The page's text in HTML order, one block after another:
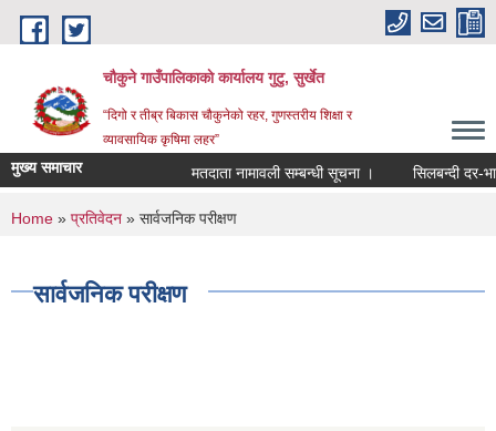
Skip to main content
चौकुने गाउँपालिकाकाे कार्यालय गुटु, सुर्खेत
“दिगो र तीब्र बिकास चौकुनेको रहर, गुणस्तरीय शिक्षा र
व्यावसायिक कृषिमा लहर”
मुख्य समाचार मतदाता नामावली सम्बन्धी सूचना । सिलबन्दी दर-
You are here
Home » प्रतिवेदन » सार्वजनिक परीक्षण
सार्वजनिक परीक्षण